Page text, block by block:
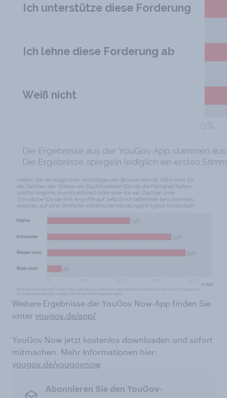
Weitere Ergebnisse der YouGov Now-App finden Sie
unter yougov.de/app/
YouGov Now jetzt kostenlos downloaden und sofort
mitmachen. Mehr Informationen hier:
yougov.de/yougovnow
Abonnieren Sie den YouGov-